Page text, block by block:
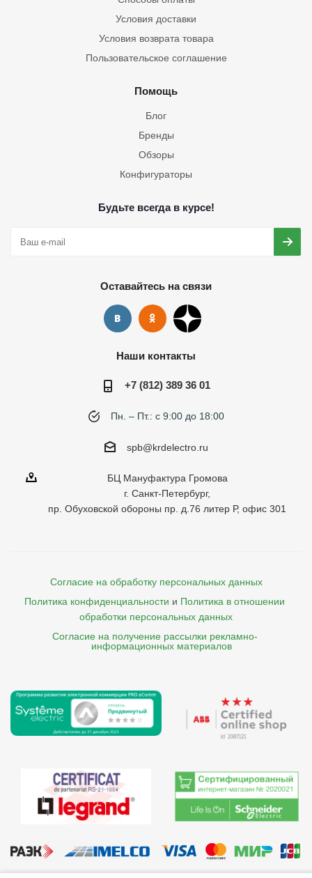
Условия доставки
Условия возврата товара
Пользовательское соглашение
Помощь
Блог
Бренды
Обзоры
Конфигураторы
Будьте всегда в курсе!
Оставайтесь на связи
Наши контакты
+7 (812) 389 36 01
Пн. – Пт.: с 9:00 до 18:00
spb@krdelectro.ru
БЦ Мануфактура Громова
г. Санкт-Петербург,
пр. Обуховской обороны пр. д.76 литер Р, офис 301
Согласие на обработку персональных данных
Политика конфиденциальности и Политика в отношении
обработки персональных данных
Согласие на получение рассылки рекламно-
    информационных материалов